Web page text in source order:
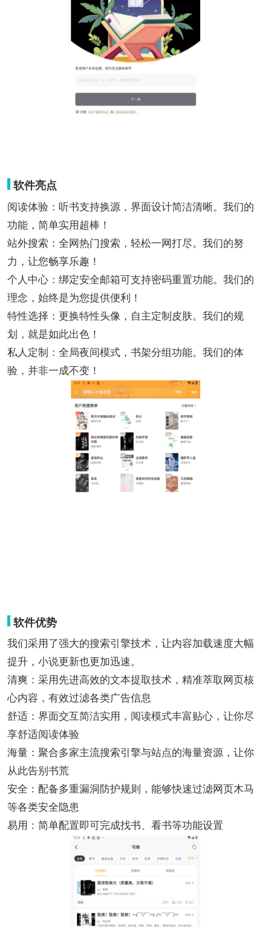
软件亮点
阅读体验：听书支持换源，界面设计简洁清晰。我们的
功能，简单实用超棒！
站外搜索：全网热门搜索，轻松一网打尽。我们的努
力，让您畅享乐趣！
个人中心：绑定安全邮箱可支持密码重置功能。我们的
理念，始终是为您提供便利！
特性选择：更换特性头像，自主定制皮肤。我们的规
划，就是如此出色！
私人定制：全局夜间模式，书架分组功能。我们的体
验，并非一成不变！
软件优势
我们采用了强大的搜索引擎技术，让内容加载速度大幅
提升，小说更新也更加迅速。
清爽：采用先进高效的文本提取技术，精准萃取网页核
心内容，有效过滤各类广告信息
舒适：界面交互简洁实用，阅读模式丰富贴心，让你尽
享舒适阅读体验
海量：聚合多家主流搜索引擎与站点的海量资源，让你
从此告别书荒
安全：配备多重漏洞防护规则，能够快速过滤网页木马
等各类安全隐患
易用：简单配置即可完成找书、看书等功能设置